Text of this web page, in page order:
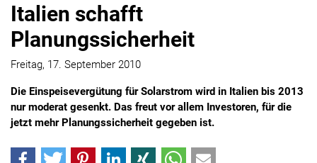
Italien schafft
Planungssicherheit
Freitag, 17. September 2010
Die Einspeisevergütung für Solarstrom wird in Italien bis 2013
nur moderat gesenkt. Das freut vor allem Investoren, für die
jetzt mehr Planungssicherheit gegeben ist.